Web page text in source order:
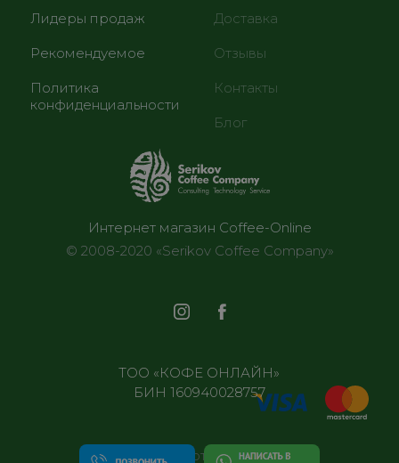
Лидеры продаж
Рекомендуемое
Политика
конфиденциальности
Доставка
Отзывы
Контакты
Блог
Интернет магазин Coffee-Online
© 2008-2020 «Serikov Coffee Company»
ТОО «КОФЕ ОНЛАЙН»
БИН 160940028757
Все отделения